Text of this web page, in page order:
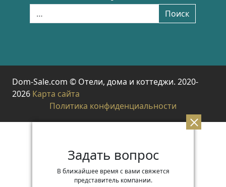
Поиск
Dom-Sale.com © Отели, дома и коттеджи. 2020-
2026 Карта сайта
Политика конфиденциальности
Задать вопрос
В ближайшее время с вами свяжется
представитель компании.